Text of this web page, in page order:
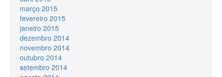
março 2015
fevereiro 2015
janeiro 2015
dezembro 2014
novembro 2014
outubro 2014
setembro 2014